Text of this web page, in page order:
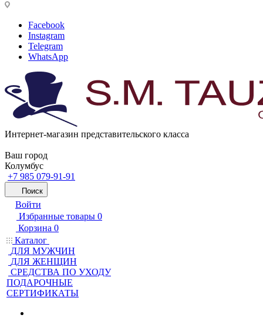
Facebook
Instagram
Telegram
WhatsApp
Интернет-магазин представительского класса
Ваш город
Колумбус
+7 985 079-91-91
Поиск
Войти
Избранные товары 0
Корзина 0
Каталог
ДЛЯ МУЖЧИН
ДЛЯ ЖЕНЩИН
CРЕДСТВА ПО УХОДУ
ПОДАРОЧНЫЕ
СЕРТИФИКАТЫ